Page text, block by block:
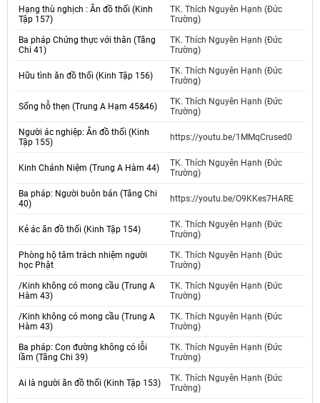
Hạng thù nghịch : Ăn đồ thối (Kinh
Tập 157)
TK. Thích Nguyên Hạnh (Đức
Trường)
Ba pháp Chứng thực với thân (Tăng
Chi 41)
TK. Thích Nguyên Hạnh (Đức
Trường)
Hữu tình ăn đồ thối (Kinh Tập 156)
TK. Thích Nguyên Hạnh (Đức
Trường)
Sống hỗ thẹn (Trung A Hạm 45&46)
TK. Thích Nguyên Hạnh (Đức
Trường)
Người ác nghiệp: Ăn đồ thối (Kinh
Tập 155)
https://youtu.be/1MMqCrused0
Kinh Chánh Niệm (Trung A Hàm 44)
TK. Thích Nguyên Hạnh (Đức
Trường)
Ba pháp: Người buôn bán (Tăng Chi
40)
https://youtu.be/O9KKes7HARE
Kẻ ác ăn đồ thối (Kinh Tập 154)
TK. Thích Nguyên Hạnh (Đức
Trường)
Phòng hộ tâm trách nhiệm người
học Phật
TK. Thích Nguyên Hạnh (Đức
Trường)
/Kinh không có mong cầu (Trung A
Hàm 43)
TK. Thích Nguyên Hạnh (Đức
Trường)
/Kinh không có mong cầu (Trung A
Hàm 43)
TK. Thích Nguyên Hạnh (Đức
Trường)
Ba pháp: Con đường không có lỗi
lầm (Tăng Chi 39)
TK. Thích Nguyên Hạnh (Đức
Trường)
Ai là người ăn đồ thối (Kinh Tập 153)
TK. Thích Nguyên Hạnh (Đức
Trường)